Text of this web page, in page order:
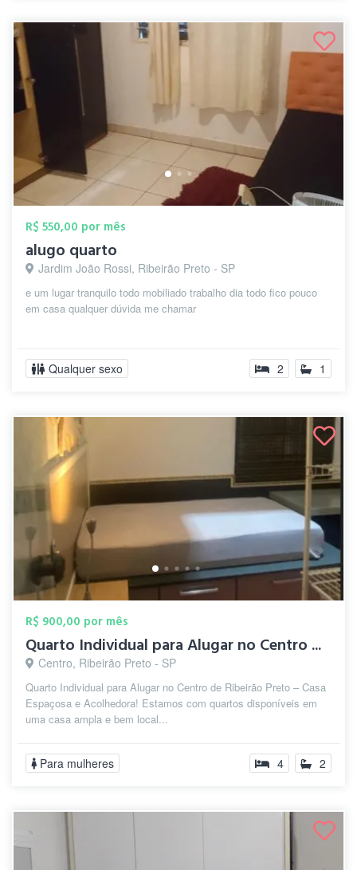
R$ 550,00 por mês
alugo quarto
Jardim João Rossi, Ribeirão Preto - SP
e um lugar tranquilo todo mobiliado trabalho dia todo fico pouco
em casa qualquer dúvida me chamar
Qualquer sexo 2 1
R$ 900,00 por mês
Quarto Individual para Alugar no Centro ...
Centro, Ribeirão Preto - SP
Quarto Individual para Alugar no Centro de Ribeirão Preto – Casa
Espaçosa e Acolhedora! Estamos com quartos disponíveis em
uma casa ampla e bem local...
Para mulheres 4 2